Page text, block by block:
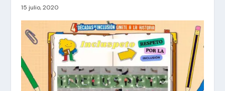
15 julio, 2020